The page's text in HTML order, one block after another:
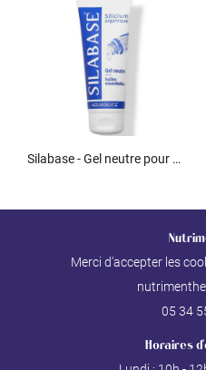
Silabase - Gel neutre pour huiles essentielles
Merci d'accepter les
05 34
Horaires